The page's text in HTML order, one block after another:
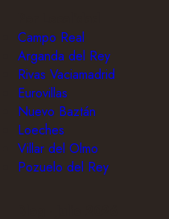
Campo Real
Arganda del Rey
Rivas Vaciamadrid
Eurovillas
Nuevo Baztán
Loeches
Villar del Olmo
Pozuelo del Rey